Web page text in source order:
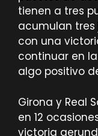
tienen a tres
acumulan tres
con una
continuar en
algo positivo
Girona y Real
en 12
victoria